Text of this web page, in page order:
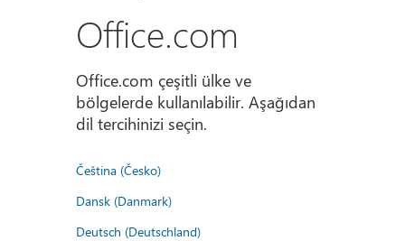
Office.com
Office.com çeşitli ülke ve
bölgelerde kullanılabilir. Aşağıdan
dil tercihinizi seçin.
Čeština (Česko)
Dansk (Danmark)
Deutsch (Deutschland)